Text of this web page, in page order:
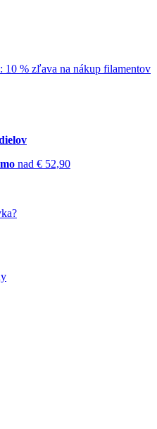
10 % zľava na nákup filamentov
nad € 52,90